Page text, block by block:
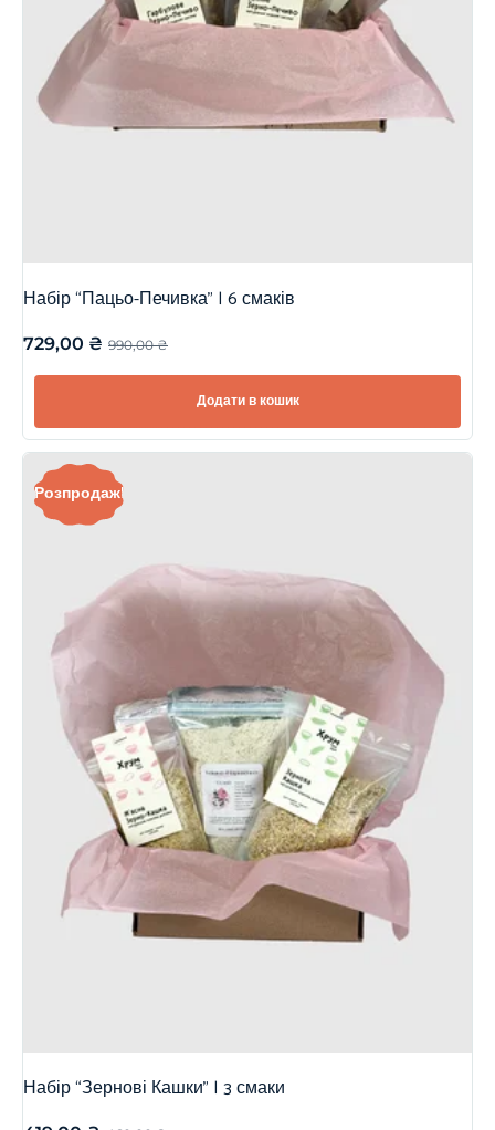
Набір “Пацьо-Печивка” | 6 смаків
990,00₴
729,00 ₴
Додати в кошик
Розпродаж!
Набір “Зернові Кашки” | 3 смаки